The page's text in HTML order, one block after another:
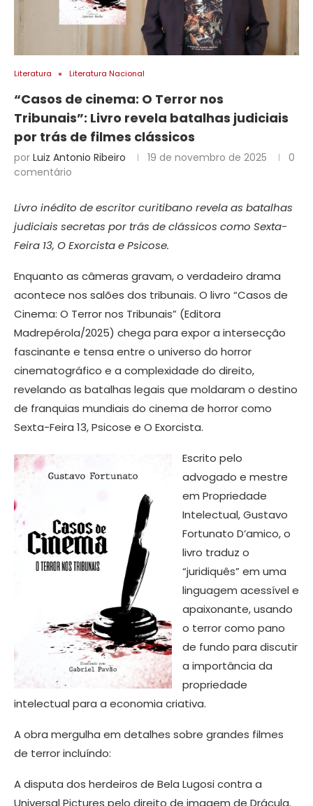
Literatura Literatura Nacional
“Casos de cinema: O Terror nos
Tribunais”: Livro revela batalhas judiciais
por trás de filmes clássicos
por Luiz Antonio Ribeiro 19 de novembro de 2025
0
comentário
Livro inédito de escritor curitibano revela as batalhas
judiciais secretas por trás de clássicos como Sexta-
Feira 13, O Exorcista e Psicose.
Enquanto as câmeras gravam, o verdadeiro drama
acontece nos salões dos tribunais. O livro “Casos de
Cinema: O Terror nos Tribunais” (Editora
Madrepérola/2025) chega para expor a intersecção
fascinante e tensa entre o universo do horror
cinematográfico e a complexidade do direito,
revelando as batalhas legais que moldaram o destino
de franquias mundiais do cinema de horror como
Sexta-Feira 13, Psicose e O Exorcista.
Escrito pelo
advogado e mestre
em Propriedade
Intelectual, Gustavo
Fortunato D’amico, o
livro traduz o
“juridiquês” em uma
linguagem acessível e
apaixonante, usando
o terror como pano
de fundo para discutir
a importância da
propriedade
intelectual para a economia criativa.
A obra mergulha em detalhes sobre grandes filmes
de terror incluíndo:
A disputa dos herdeiros de Bela Lugosi contra a